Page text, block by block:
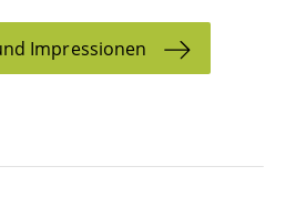
Impressionen